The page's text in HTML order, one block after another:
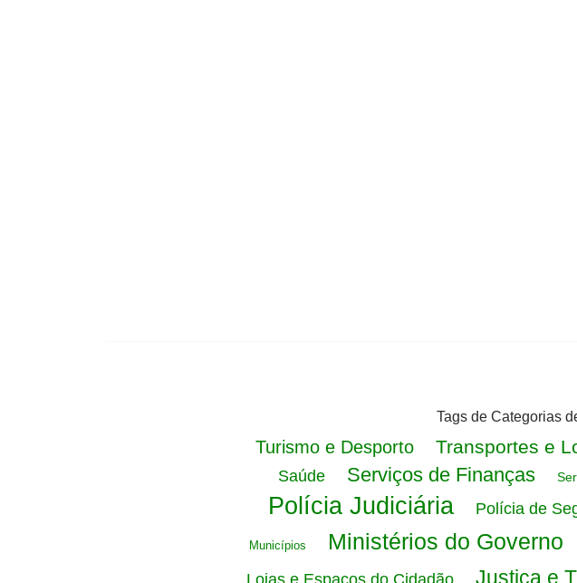
Tags de Categorias
Turismo e Desporto Transportes e
Saúde
Serviços de Finanças
Polícia Judiciária Polícia de
Municípios Ministérios do Governo
Lojas e Espaços do Cidadão Justiça e